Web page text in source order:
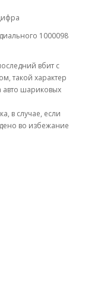
1000098
вбит с
такой характер
авто шариковых
в случае, если
во избежание